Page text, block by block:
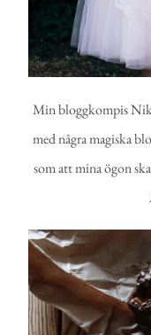
Min bloggkompis
med några magiska
som att mina ögon